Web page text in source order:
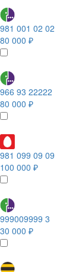
981 001 02 02
80 000 ₽
966 93 22222
80 000 ₽
981 099 09 09
100 000 ₽
999009999 3
30 000 ₽